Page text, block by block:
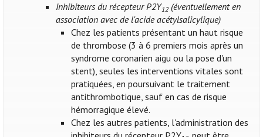
Inhibiteurs du récepteur P2Y12(éventuellement en
association avec de l'acide acétylsalicylique)
Chez les patients présentant un haut risque
de thrombose (3 à 6 premiers mois après un
syndrome coronarien aigu ou la pose d'un
stent), seules les interventions vitales sont
pratiquées, en poursuivant le traitement
antithrombotique, sauf en cas de risque
hémorragique élevé.
Chez les autres patients, l'administration des